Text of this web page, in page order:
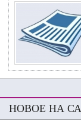
НОВОЕ НА